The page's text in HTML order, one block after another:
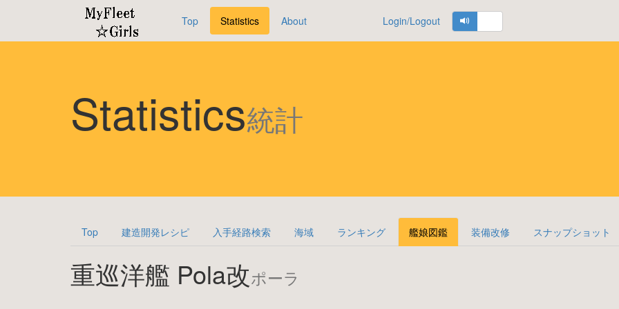
Top Statistics About Login/Logout
Statistics統計
Top 建造開発レシピ 入手経路検索 海域 ランキング 艦娘図鑑 装備改修 スナップショット
重巡洋艦 Pola改ポーラ